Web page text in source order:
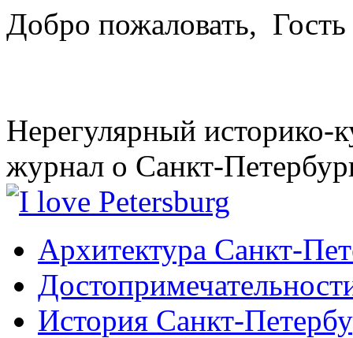
Добро пожаловать, Гость
Нерегулярный историко-
журнал о Санкт-
Архитектура Санкт-
История Санкт-